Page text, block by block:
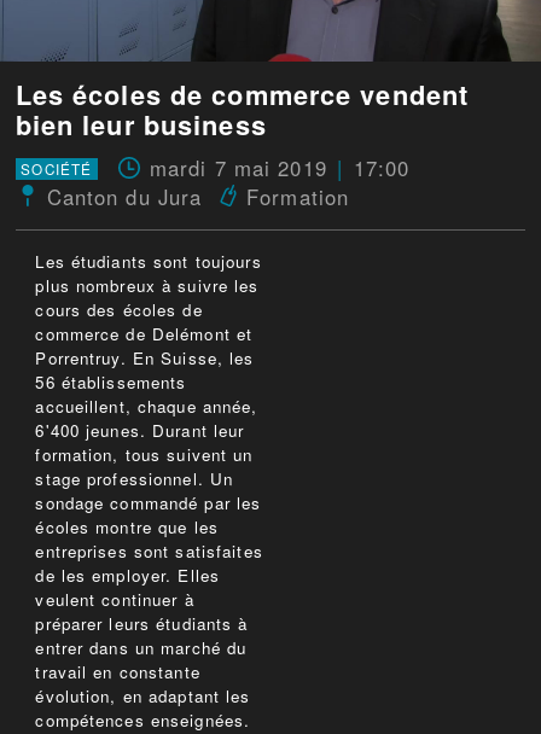
Les écoles de commerce vendent
bien leur business
SOCIÉTÉ mardi 7 mai 2019
17:00
Canton du Jura
Formation
Les étudiants sont toujours
plus nombreux à suivre les
cours des écoles de
commerce de Delémont et
Porrentruy. En Suisse, les
56 établissements
accueillent, chaque année,
6'400 jeunes. Durant leur
formation, tous suivent un
stage professionnel. Un
sondage commandé par les
écoles montre que les
entreprises sont satisfaites
de les employer. Elles
veulent continuer à
préparer leurs étudiants à
entrer dans un marché du
travail en constante
évolution, en adaptant les
compétences enseignées.